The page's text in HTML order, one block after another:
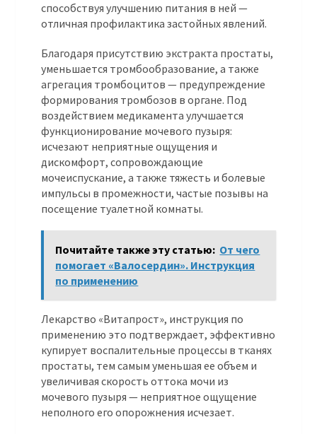
способствуя улучшению питания в ней —
отличная профилактика застойных явлений.
Благодаря присутствию экстракта простаты,
уменьшается тромбообразование, а также
агрегация тромбоцитов — предупреждение
формирования тромбозов в органе. Под
воздействием медикамента улучшается
функционирование мочевого пузыря:
исчезают неприятные ощущения и
дискомфорт, сопровождающие
мочеиспускание, а также тяжесть и болевые
импульсы в промежности, частые позывы на
посещение туалетной комнаты.
Почитайте также эту статью: От чего
помогает «Валосердин». Инструкция
по применению
Лекарство «Витапрост», инструкция по
применению это подтверждает, эффективно
купирует воспалительные процессы в тканях
простаты, тем самым уменьшая ее объем и
увеличивая скорость оттока мочи из
мочевого пузыря — неприятное ощущение
неполного его опорожнения исчезает.